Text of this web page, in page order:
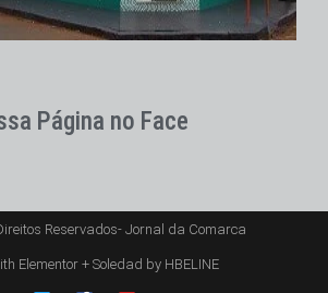
Página no Face
Reservados- Jornal da Comarca
Elementor + Soledad by HBELINE